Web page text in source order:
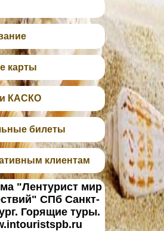
карты
КАСКО
билеты
клиентам
"Лентурист мир
СПб Санкт-
Горящие туры.